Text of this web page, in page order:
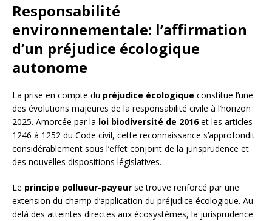
Responsabilité
environnementale: l’affirmation
d’un préjudice écologique
autonome
La prise en compte du préjudice écologique constitue l’une
des évolutions majeures de la responsabilité civile à l’horizon
2025. Amorcée par la loi biodiversité de 2016et les articles
1246 à 1252 du Code civil, cette reconnaissance s’approfondit
considérablement sous l’effet conjoint de la jurisprudence et
des nouvelles dispositions législatives.
Le principe pollueur-payeur se trouve renforcé par une
extension du champ d’application du préjudice écologique. Au-
delà des atteintes directes aux écosystèmes, la jurisprudence